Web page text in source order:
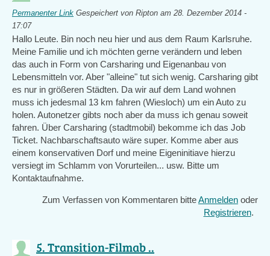
Permanenter Link Gespeichert von Ripton am 28. Dezember 2014 -
17:07
Hallo Leute. Bin noch neu hier und aus dem Raum Karlsruhe.
Meine Familie und ich möchten gerne verändern und leben
das auch in Form von Carsharing und Eigenanbau von
Lebensmitteln vor. Aber "alleine" tut sich wenig. Carsharing gibt
es nur in größeren Städten. Da wir auf dem Land wohnen
muss ich jedesmal 13 km fahren (Wiesloch) um ein Auto zu
holen. Autonetzer gibts noch aber da muss ich genau soweit
fahren. Über Carsharing (stadtmobil) bekomme ich das Job
Ticket. Nachbarschaftsauto wäre super. Komme aber aus
einem konservativen Dorf und meine Eigeninitiave hierzu
versiegt im Schlamm von Vorurteilen... usw. Bitte um
Kontaktaufnahme.
Zum Verfassen von Kommentaren bitteAnmelden oder
Registrieren.
5. Transition-Filmab ..